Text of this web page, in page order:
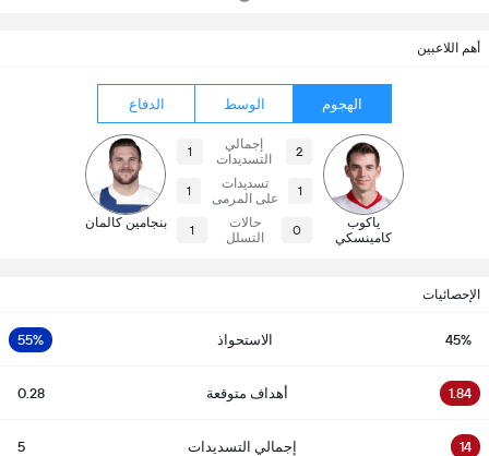
أهم اللاعبين
الهجوم الوسط الدفاع
ياكوب
كامينسكي
2
إجمالي
التسديدات
1
1
تسديدات
على المرمى
1
0
حالات
التسلل
1 بنجامين كالمان
الإحصائيات
45% الاستحواذ 55%
1.84 أهداف متوقعة 0.28
14 إجمالي التسديدات 5